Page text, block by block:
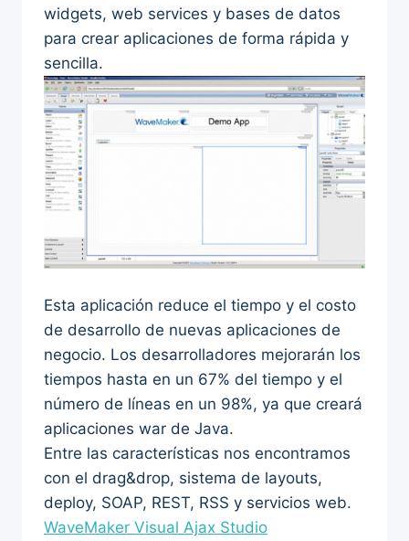
widgets, web services y bases de datos
para crear aplicaciones de forma rápida y
sencilla.
Esta aplicación reduce el tiempo y el costo
de desarrollo de nuevas aplicaciones de
negocio. Los desarrolladores mejorarán los
tiempos hasta en un 67% del tiempo y el
número de líneas en un 98%, ya que creará
aplicaciones war de Java.
Entre las características nos encontramos
con el drag&drop, sistema de layouts,
deploy, SOAP, REST, RSS y servicios web.
WaveMaker Visual Ajax Studio